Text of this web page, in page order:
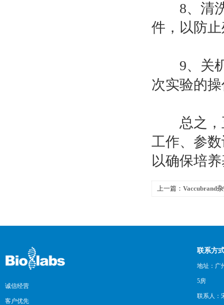
8、清洗
件，以防
9、关机
次实验的
总之，
工作、参
以确保培
上一篇： Vaccubrand
诚信经营
客户优先
联系方
地址：广
5房
联系人：